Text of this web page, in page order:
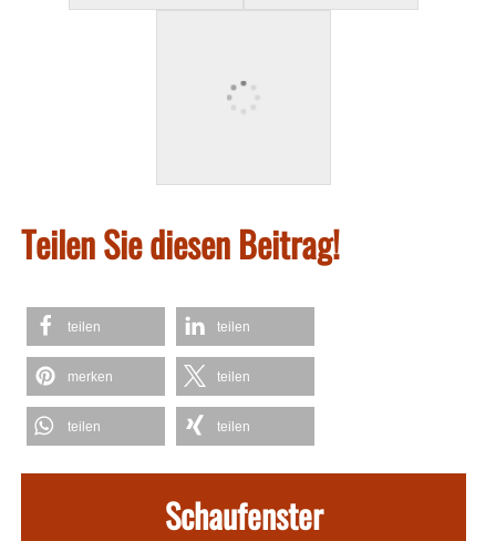
Teilen Sie diesen Beitrag!
teilen teilen
merken teilen
teilen teilen
Schaufenster